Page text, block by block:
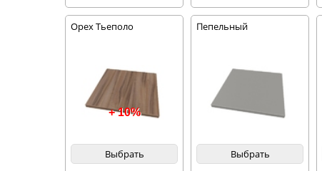
Орех Тьеполо
+ 10%
Выбрать
Пепельный
Выбрать